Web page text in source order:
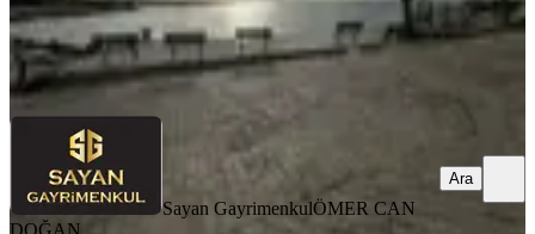
Sayan GayrimenkulÖMER CAN DOĞAN
Ara
Sayan GayrimenkulÖMER CAN
Ara